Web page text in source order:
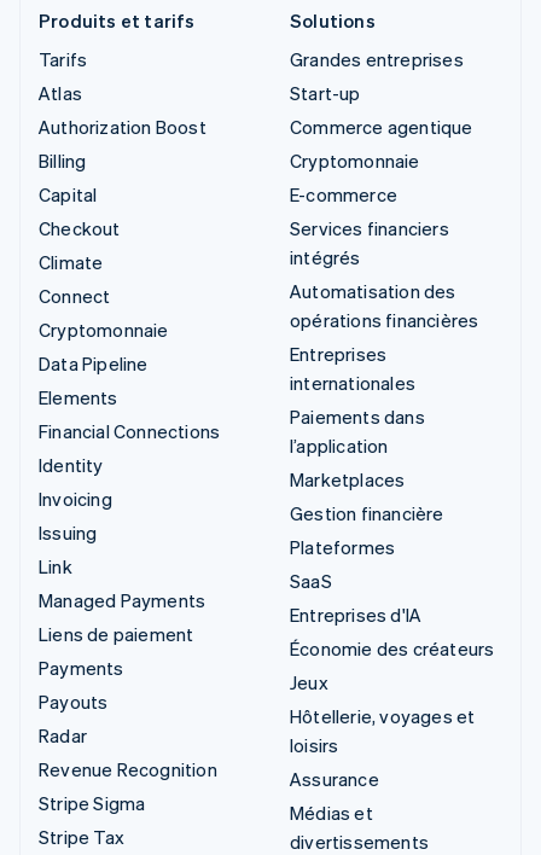
Produits et tarifs
Tarifs
Atlas
Authorization Boost
Billing
Capital
Checkout
Climate
Connect
Cryptomonnaie
Data Pipeline
Elements
Financial Connections
Identity
Invoicing
Issuing
Link
Managed Payments
Liens de paiement
Payments
Payouts
Radar
Revenue Recognition
Stripe Sigma
Stripe Tax
Solutions
Grandes entreprises
Start-up
Commerce agentique
Cryptomonnaie
E-commerce
Services financiers
intégrés
Automatisation des
opérations financières
Entreprises
internationales
Paiements dans
l’application
Marketplaces
Gestion financière
Plateformes
SaaS
Entreprises d'IA
Économie des créateurs
Jeux
Hôtellerie, voyages et
loisirs
Assurance
Médias et
divertissements